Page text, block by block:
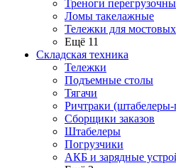
Треноги
Ломы такелажные
Тележки для
Ещё 11
Складская техника
Тележки
Подъемные столы
Тягачи
Ричтраки
Сборщики заказов
Штабелеры
Погрузчики
АКБ и зарядные